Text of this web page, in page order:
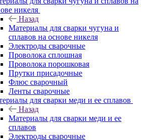
никеля
Назад
Материалы для сварки чугуна и
сплавов на основе никеля
Электроды сварочные
Проволока сплошная
Проволока порошковая
Прутки присадочные
Флюс сварочный
Ленты сварочные
для сварки меди и ее сплавов
Назад
Материалы для сварки меди и ее
сплавов
Электроды сварочные